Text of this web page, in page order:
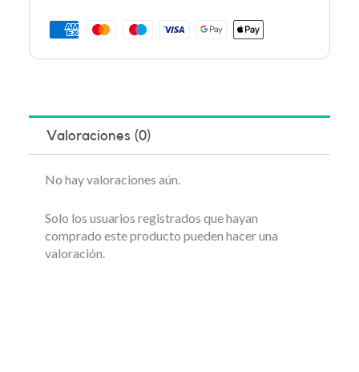
Valoraciones (0)
No hay valoraciones aún.
Solo los usuarios registrados que hayan
comprado este producto pueden hacer una
valoración.